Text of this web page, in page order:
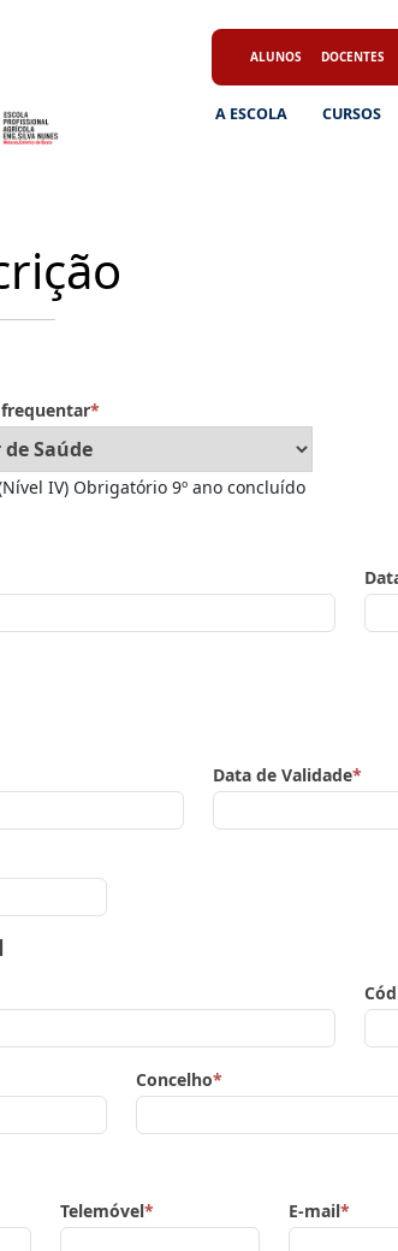
ALUNOS DOCENTES
A ESCOLA CURSOS
*
IV) Obrigatório 9º ano concluído
Data de Validade*
Concelho*
Telemóvel* E-mail*